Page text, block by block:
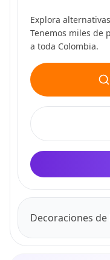
Explora
Tenemos miles de
a toda Colombia.
Decoraciones de